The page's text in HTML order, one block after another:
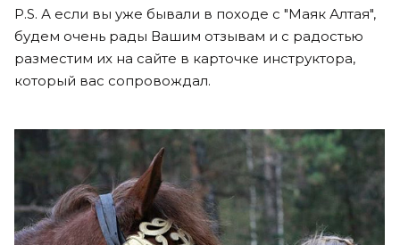
P.S. А если вы уже бывали в походе с "Маяк Алтая",
будем очень рады Вашим отзывам и с радостью
разместим их на сайте в карточке инструктора,
который вас сопровождал.